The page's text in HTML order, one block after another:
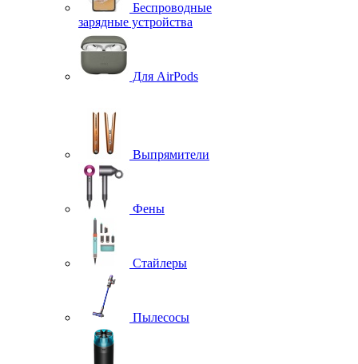
Беспроводные
зарядные устройства
Для AirPods
Выпрямители
Фены
Стайлеры
Пылесосы